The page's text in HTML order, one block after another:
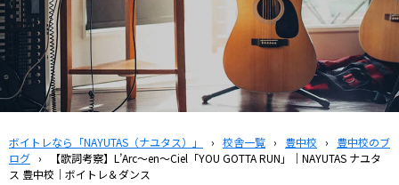
ボイトレなら「NAYUTAS（ナユタス）」 › 校舎一覧 › 豊中校 ›
豊中校のブ
ログ ›
【歌詞考察】L’Arc～en～Ciel「YOU GOTTA RUN」｜NAYUTAS ナユタ
ス 豊中校｜ボイトレ＆ダンス